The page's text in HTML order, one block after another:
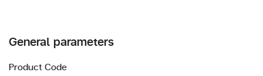
General parameters
Product Code